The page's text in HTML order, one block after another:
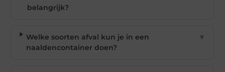
belangrijk?
Welke soorten afval kun je in een
naaldencontainer doen?
▼